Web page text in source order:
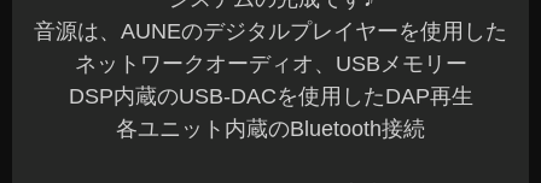
音源は、AUNEのデジタルプレイヤーを使用した
ネットワークオーディオ、USBメモリー
DSP内蔵のUSB-DACを使用したDAP再生
各ユニット内蔵のBluetooth接続